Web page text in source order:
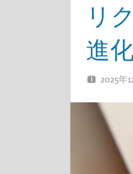
リ
進
2025年